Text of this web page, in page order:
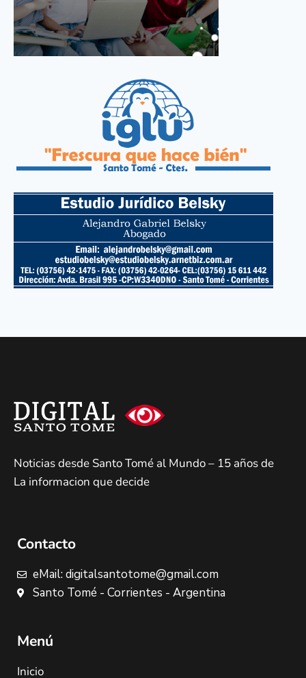
Noticias desde Santo Tomé al Mundo – 15 años de
La informacion que decide
Contacto
eMail: digitalsantotome@gmail.com
Santo Tomé - Corrientes - Argentina
Menú
Inicio